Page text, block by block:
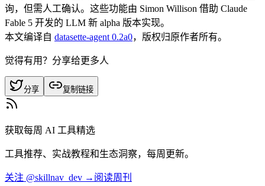
询，但需人工确认。这些功能由 Simon Willison 借助 Claude
Fable 5 开发的 LLM 新 alpha 版本实现。
本文编译自 datasette-agent 0.2a0，版权归原作者所有。
觉得有用？分享给更多人
分享 复制链接
获取每周 AI 工具精选
工具推荐、实战教程和生态洞察，每周更新。
关注 @skillnav_dev → 阅读周刊